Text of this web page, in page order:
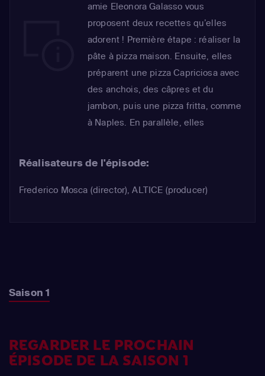
amie Eleonora Galasso vous
proposent deux recettes qu’elles
adorent ! Première étape : réaliser la
pâte à pizza maison. Ensuite, elles
préparent une pizza Capriciosa avec
des anchois, des câpres et du
jambon, puis une pizza fritta, comme
à Naples. En parallèle, elles
Réalisateurs de l'épisode:
Frederico Mosca (director), ALTICE (producer)
Saison 1
REGARDER LE PROCHAIN
ÉPISODE DE LA SAISON 1